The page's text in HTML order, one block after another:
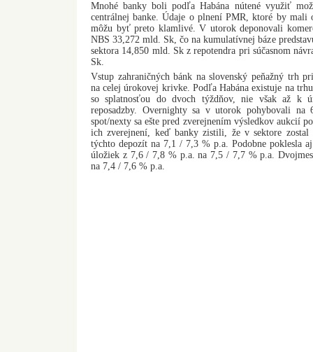
Mnohé banky boli podľa Habána nútené využiť
centrálnej banke. Údaje o plnení PMR, ktoré by
môžu byť preto klamlivé. V utorok deponovali
NBS 33,272 mld. Sk, čo na kumulatívnej báze
sektora 14,850 mld. Sk z repotendra pri súčasnom
Sk.
Vstup zahraničných bánk na slovenský peňažný trh
na celej úrokovej krivke. Podľa Habána existuje na
so splatnosťou do dvoch týždňov, nie však až k
reposadzby. Overnighty sa v utorok pohybovali
spot/nexty sa ešte pred zverejnením výsledkov aukcií
ich zverejnení, keď banky zistili, že v sektore zostal
týchto depozít na 7,1 / 7,3 % p.a. Podobne poklesla
úložiek z 7,6 / 7,8 % p.a. na 7,5 / 7,7 % p.a.
na 7,4 / 7,6 % p.a.